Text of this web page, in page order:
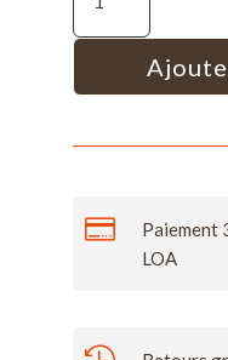

Paiement
LOA